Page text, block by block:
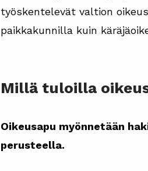
työskentelevät valtion
paikkakunnilla kuin
Millä tuloilla
Oikeusapu myönnetään
perusteella.